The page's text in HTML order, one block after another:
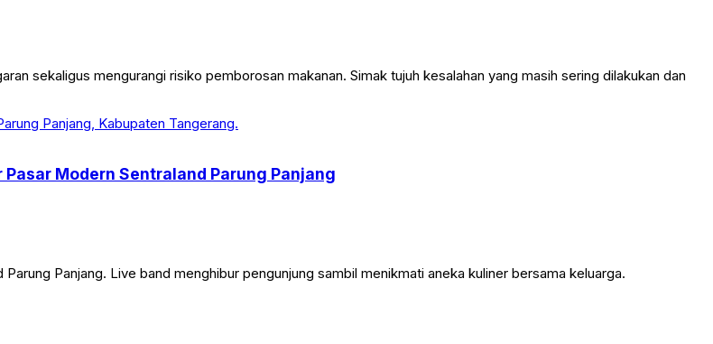
sekaligus mengurangi risiko pemborosan makanan. Simak tujuh kesalahan yang masih sering dilakukan dan
Modern Sentraland Parung Panjang
Panjang. Live band menghibur pengunjung sambil menikmati aneka kuliner bersama keluarga.